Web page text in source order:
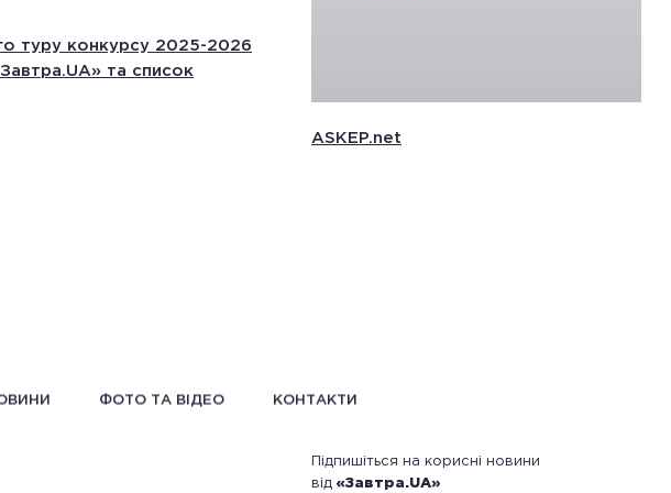
туру конкурсу 2025-2026
та список
ASKEP.net
ФОТО ТА ВІДЕО КОНТАКТИ
Підпишіться на корисні новини
від «Завтра.UA»